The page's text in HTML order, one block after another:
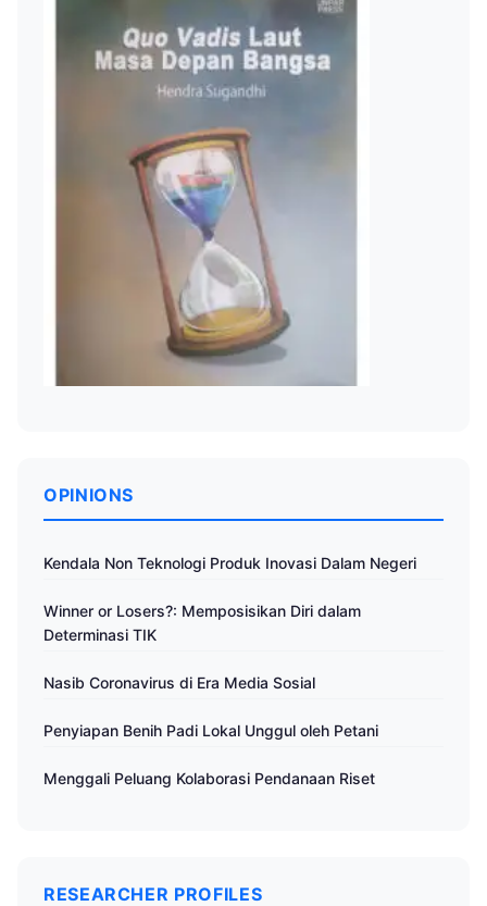
OPINIONS
Kendala Non Teknologi Produk Inovasi Dalam Negeri
Winner or Losers?: Memposisikan Diri dalam
Determinasi TIK
Nasib Coronavirus di Era Media Sosial
Penyiapan Benih Padi Lokal Unggul oleh Petani
Menggali Peluang Kolaborasi Pendanaan Riset
RESEARCHER PROFILES